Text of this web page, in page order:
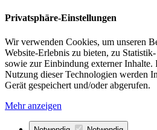
Privatsphäre-Einstellungen
Wir verwenden Cookies, um unseren
Website-Erlebnis zu bieten, zu
sowie zur Einbindung externer Inhalte.
Nutzung dieser Technologien werden
Gerät gespeichert und/oder abgerufen.
Mehr anzeigen